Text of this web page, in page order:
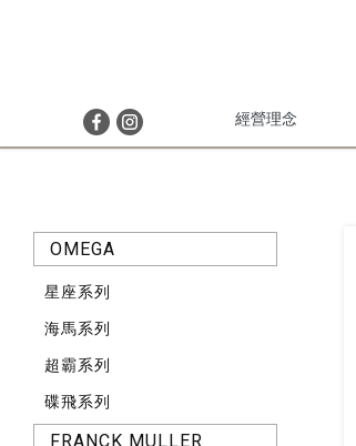
經營理念
OMEGA
星座系列
海馬系列
超霸系列
碟飛系列
FRANCK MULLER